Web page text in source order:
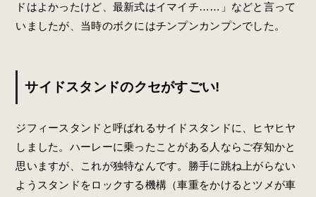
ドはよかったけど、最新式はイマイチ……」などと言って
いましたが、当時のボクにはチンプンカンプンでした。
サイドスタンドのクセがすごい!
ジフィースタンドと呼ばれるサイドスタンドに、ヒヤヒヤ
しました。ハーレーに乗ったことがある人ならご存知かと
思いますが、これが独特なんです。勝手に跳ね上がらない
ようスタンドをロックする機構（車重をかけるとツメが車